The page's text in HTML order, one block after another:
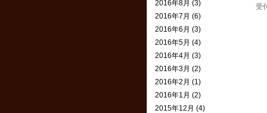
受
2016年8月 (3)
2016年7月 (6)
2016年6月 (3)
2016年5月 (4)
2016年4月 (3)
2016年3月 (2)
2016年2月 (1)
2016年1月 (2)
2015年12月 (4)